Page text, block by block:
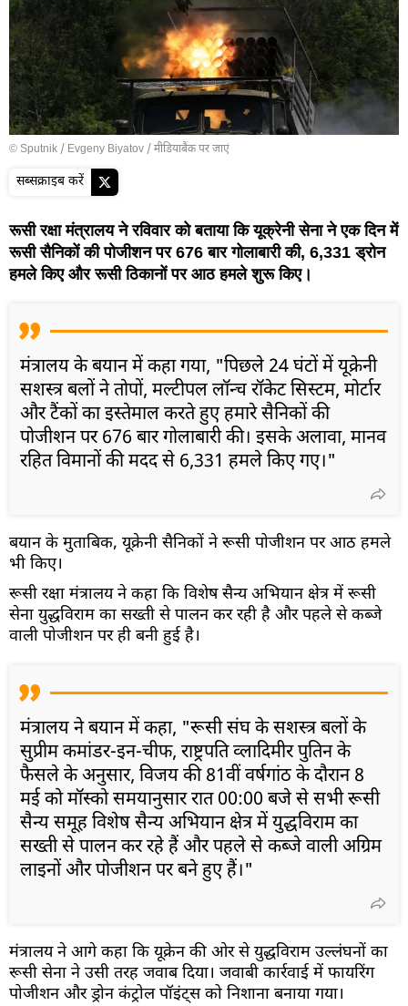
© Sputnik / Evgeny Biyatov /मीडियाबैंक पर जाएं
सब्सक्राइब करें
रूसी रक्षा मंत्रालय ने रविवार को बताया कि यूक्रेनी सेना ने एक दिन में
रूसी सैनिकों की पोजीशन पर 676 बार गोलाबारी की, 6,331 ड्रोन
हमले किए और रूसी ठिकानों पर आठ हमले शुरू किए।
मंत्रालय के बयान में कहा गया, "पिछले 24 घंटों में यूक्रेनी
सशस्त्र बलों ने तोपों, मल्टीपल लॉन्च रॉकेट सिस्टम, मोर्टार
और टैंकों का इस्तेमाल करते हुए हमारे सैनिकों की
पोजीशन पर 676 बार गोलाबारी की। इसके अलावा, मानव
रहित विमानों की मदद से 6,331 हमले किए गए।"
बयान के मुताबिक, यूक्रेनी सैनिकों ने रूसी पोजीशन पर आठ हमले
भी किए।
रूसी रक्षा मंत्रालय ने कहा कि विशेष सैन्य अभियान क्षेत्र में रूसी
सेना युद्धविराम का सख्ती से पालन कर रही है और पहले से कब्जे
वाली पोजीशन पर ही बनी हुई है।
मंत्रालय ने बयान में कहा, "रूसी संघ के सशस्त्र बलों के
सुप्रीम कमांडर-इन-चीफ, राष्ट्रपति व्लादिमीर पुतिन के
फैसले के अनुसार, विजय की 81वीं वर्षगांठ के दौरान 8
मई को मॉस्को समयानुसार रात 00:00 बजे से सभी रूसी
सैन्य समूह विशेष सैन्य अभियान क्षेत्र में युद्धविराम का
सख्ती से पालन कर रहे हैं और पहले से कब्जे वाली अग्रिम
लाइनों और पोजीशन पर बने हुए हैं।"
मंत्रालय ने आगे कहा कि यूक्रेन की ओर से युद्धविराम उल्लंघनों का
रूसी सेना ने उसी तरह जवाब दिया। जवाबी कार्रवाई में फायरिंग
पोजीशन और ड्रोन कंट्रोल पॉइंट्स को निशाना बनाया गया।